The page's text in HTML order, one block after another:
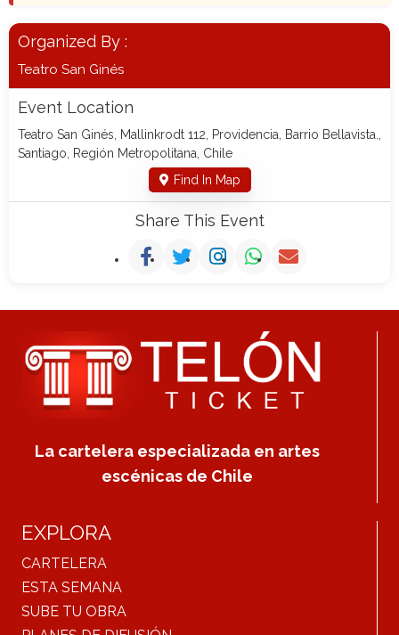
Organized By :
Teatro San Ginés
Event Location
Teatro San Ginés, Mallinkrodt 112, Providencia, Barrio Bellavista.,
Santiago, Región Metropolitana, Chile
Find In Map
Share This Event
La cartelera especializada en artes
escénicas de Chile
EXPLORA
CARTELERA
ESTA SEMANA
SUBE TU OBRA